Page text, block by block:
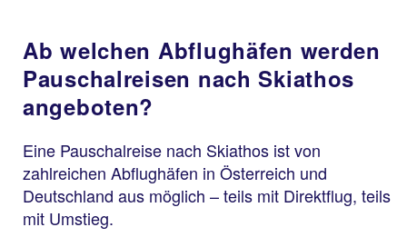
Ab welchen Abflughäfen werden
Pauschalreisen nach Skiathos
angeboten?
Eine Pauschalreise nach Skiathos ist von
zahlreichen Abflughäfen in Österreich und
Deutschland aus möglich – teils mit Direktflug, teils
mit Umstieg.